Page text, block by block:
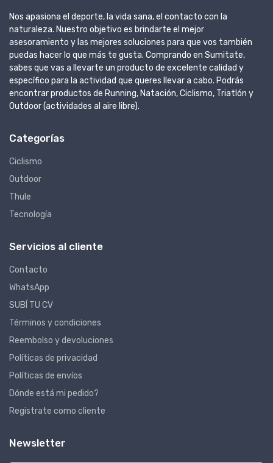
Nos apasiona el deporte, la vida sana, el contacto con la
naturaleza. Nuestro objetivo es brindarte el mejor
asesoramiento y las mejores soluciones para que vos también
puedas hacer lo que más te gusta. Comprando en Sumitate,
sabes que vas a llevarte un producto de excelente calidad y
específico para la actividad que queres llevar a cabo. Podrás
encontrar productos de Running, Natación, Ciclismo, Triatlón y
Outdoor (actividades al aire libre).
Categorías
Ciclismo
Outdoor
Thule
Tecnología
Servicios al cliente
Contacto
WhatsApp
SUBÍ TU CV
Términos y condiciones
Reembolso y devoluciones
Políticas de privacidad
Políticas de envíos
Dónde está mi pedido?
Registrate como cliente
Newsletter